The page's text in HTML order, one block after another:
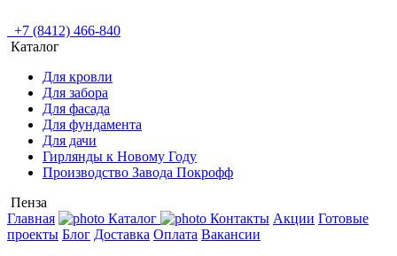
+7 (8412) 466-840
Каталог
Для кровли
Для забора
Для фасада
Для фундамента
Для дачи
Гирлянды к Новому Году
Производство Завода Покрофф
Пенза
Главная
Каталог Контакты Акции Готовые
проекты Блог Доставка Оплата Вакансии